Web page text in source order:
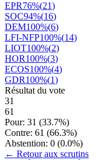
EPR76%(21)
SOC94%(16)
DEM100%(6)
LFI-NFP100%(14)
LIOT100%(2)
HOR100%(3)
ECOS100%(4)
GDR100%(1)
Résultat du vote
31
61
Pour: 31 (33.7%)
Contre: 61 (66.3%)
Abstention: 0 (0.0%)
← Retour aux scrutins